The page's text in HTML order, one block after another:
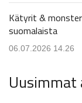
Kätyrit &
suomalaista
06.07.2026 14.26